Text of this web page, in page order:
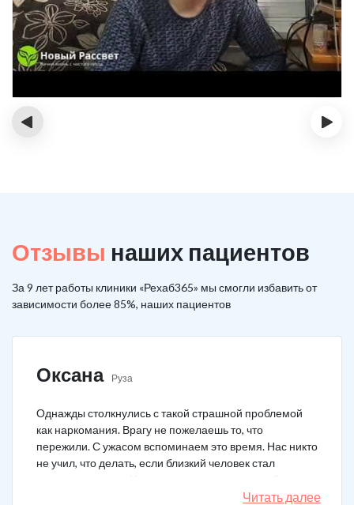
‹ ›
Отзывы наших пациентов
За 9 лет работы клиники «Рехаб365» мы смогли избавить от
зависимости более 85%, наших пациентов
Оксана Руза
Однажды столкнулись с такой страшной проблемой
как наркомания. Врагу не пожелаешь то, что
пережили. С ужасом вспоминаем это время. Нас никто
не учил, что делать, если близкий человек стал
наркозависимым. Честно говоря, надежды не было,
думали, что все лечение бесполезно, но решилиЧитать далее